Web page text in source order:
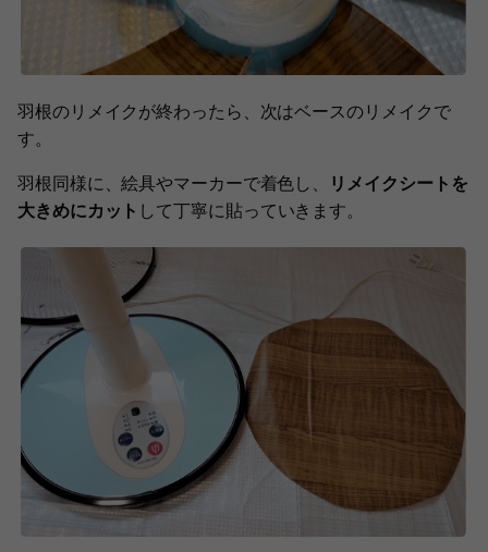
羽根のリメイクが終わったら、次はベースのリメイクで
す。
羽根同様に、絵具やマーカーで着色し、
リメイクシートを
大きめにカット して丁寧に貼っていきます。